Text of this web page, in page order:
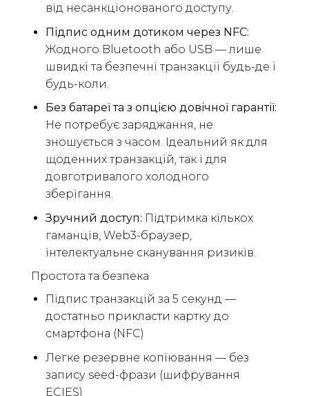
від несанкціонованого доступу.
Підпис одним дотиком через NFC:
Жодного Bluetooth або USB — лише
швидкі та безпечні транзакції будь-де і
будь-коли.
Без батареї та з опцією довічної гарантії:
Не потребує заряджання, не
зношується з часом. Ідеальний як для
щоденних транзакцій, так і для
довготривалого холодного
зберігання.
Зручний доступ: Підтримка кількох
гаманців, Web3-браузер,
інтелектуальне сканування ризиків.
Простота та безпека
Підпис транзакцій за 5 секунд —
достатньо прикласти картку до
смартфона (NFC)
Легке резервне копіювання — без
запису seed-фрази (шифрування
ECIES)